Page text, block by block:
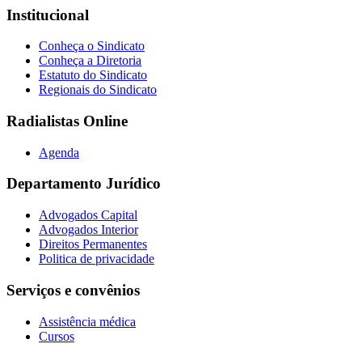
Institucional
Conheça o Sindicato
Conheça a Diretoria
Estatuto do Sindicato
Regionais do Sindicato
Radialistas Online
Agenda
Departamento Jurídico
Advogados Capital
Advogados Interior
Direitos Permanentes
Politica de privacidade
Serviços e convênios
Assistência médica
Cursos